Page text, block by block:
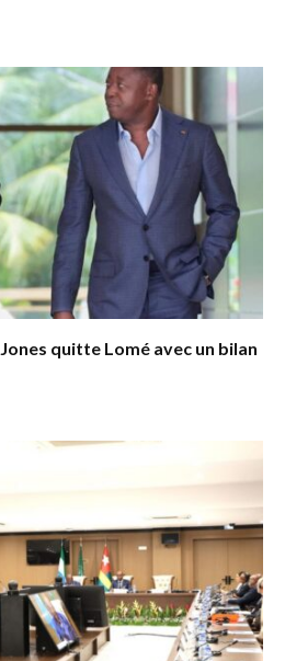
quitte Lomé avec un bilan